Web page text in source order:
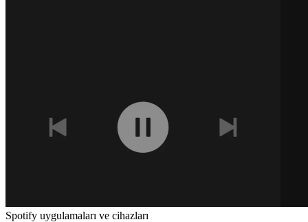
Spotify uygulamaları ve cihazları